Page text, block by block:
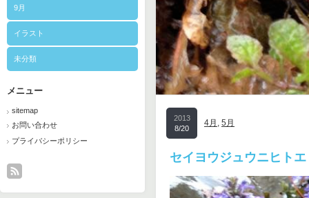
9月
イラスト
未分類
メニュー
sitemap
お問い合わせ
プライバシーポリシー
2013
8/20
4月 , 5月
セイヨウジュウニヒトエ